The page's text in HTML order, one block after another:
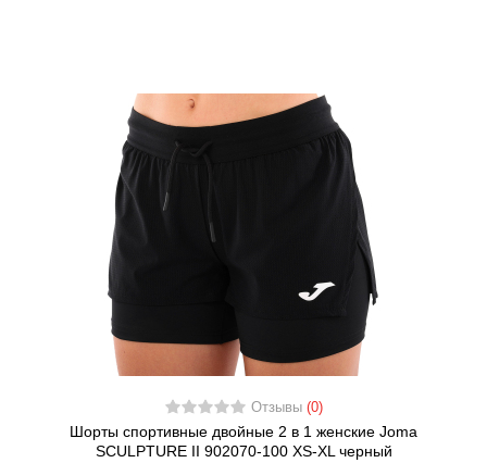
Отзывы (0)
Шорты спортивные двойные 2 в 1 женские Joma
SCULPTURE II 902070-100 XS-XL черный